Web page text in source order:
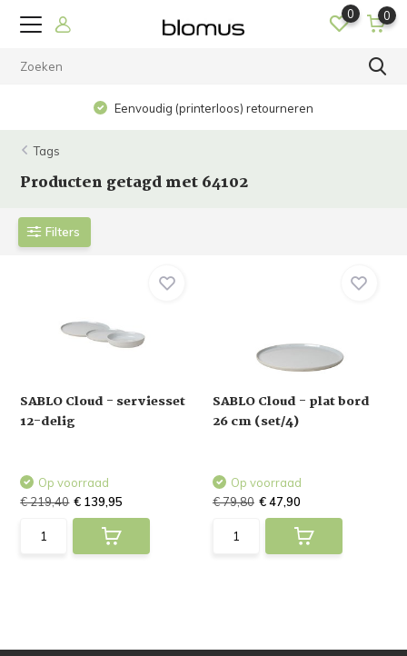
0 0
Eenvoudig (printerloos) retourneren
Tags
Producten getagd met 64102
Filters
SABLO Cloud - serviesset
12-delig
Op voorraad
€ 219,40 € 139,95
SABLO Cloud - plat bord
26 cm (set/4)
Op voorraad
€ 79,80 € 47,90